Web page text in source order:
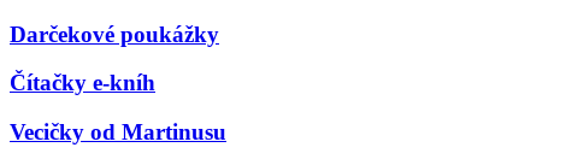
Darčekové poukážky
Čítačky e-kníh
Vecičky od Martinusu